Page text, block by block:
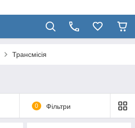
Трансмісія
0 Фільтри